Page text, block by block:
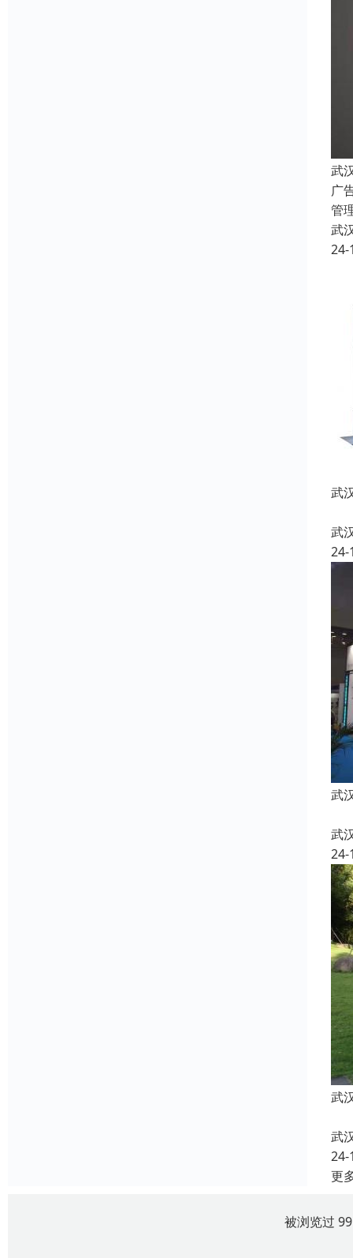
武
广
管
武
24-
武
武
24-
武
武
24-
武
武
24-
更
被浏览过